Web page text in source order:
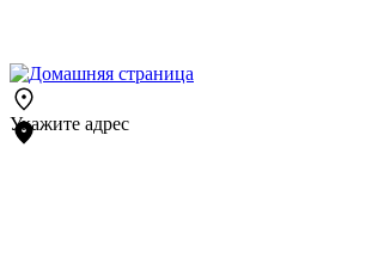
Укажите адрес